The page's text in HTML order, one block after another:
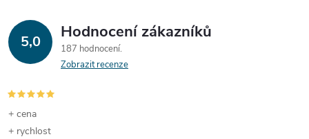
5,0 Hodnocení zákazníků
187 hodnocení
Zobrazit recenze
+ cena
+ rychlost